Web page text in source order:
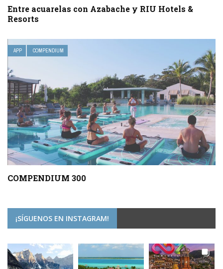
Entre acuarelas con Azabache y RIU Hotels &
Resorts
APP COMPENDIUM
COMPENDIUM 300
¡SÍGUENOS EN INSTAGRAM!